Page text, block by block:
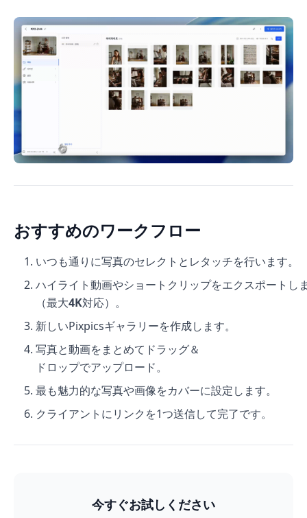
おすすめのワークフロー
いつも通りに写真のセレクトとレタッチを行います。
ハイライト動画やショートクリップをエクスポートし
（最大4K対応）。
新しいPixpicsギャラリーを作成します。
写真と動画をまとめてドラッグ＆
ドロップでアップロード。
最も魅力的な写真や画像をカバーに設定します。
クライアントにリンクを1つ送信して完了です。
今すぐお試しください